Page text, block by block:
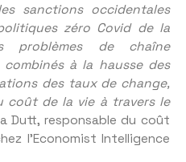
sanctions occidentales
zéro Covid de la
problèmes de chaîne
combinés à la hausse des
des taux de change,
coût de la vie à travers le
Dutt, responsable du coût
l’Economist Intelligence